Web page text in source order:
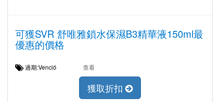
可獲SVR 舒唯雅鎖水保濕B3精華液150ml最
優惠的價格
過期:Venció 查看
獲取折扣